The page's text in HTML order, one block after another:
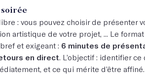
: vous pouvez choisir de présenter
artistique de votre projet, ... Le
et exigeant : 6 minutes de
en direct. L’objectif : identifier
et ce qui mérite d’être